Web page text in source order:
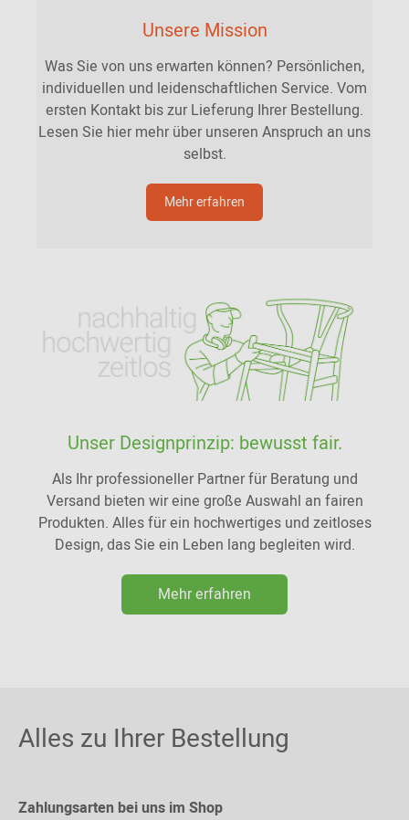
Unsere Mission
Was Sie von uns erwarten können? Persönlichen,
individuellen und leidenschaftlichen Service. Vom
ersten Kontakt bis zur Lieferung Ihrer Bestellung.
Lesen Sie hier mehr über unseren Anspruch an uns
selbst.
Mehr erfahren
Unser Designprinzip: bewusst fair.
Als Ihr professioneller Partner für Beratung und
Versand bieten wir eine große Auswahl an fairen
Produkten. Alles für ein hochwertiges und zeitloses
Design, das Sie ein Leben lang begleiten wird.
Mehr erfahren
Alles zu Ihrer Bestellung
Zahlungsarten bei uns im Shop